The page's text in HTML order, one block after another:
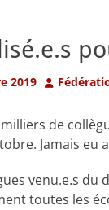
2019 Author
de
Jamais
venu.e.s du
toutes les